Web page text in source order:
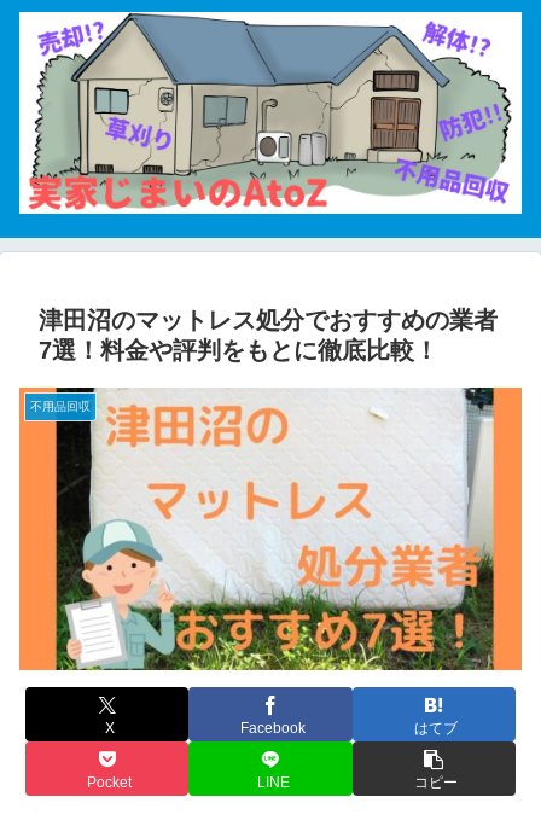
津田沼のマットレス処分でおすすめの業者
7選！料金や評判をもとに徹底比較！
不用品回収
X Facebook はてブ
Pocket LINE コピー